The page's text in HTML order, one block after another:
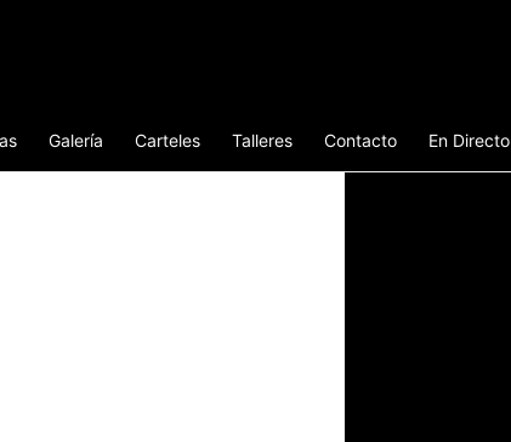
Galería Carteles Talleres Contacto En Directo